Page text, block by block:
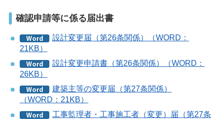
確認申請等に係る届出書
設計変更届（第26条関係）（WORD：
21KB）
設計変更申請書（第26条関係）（WORD：
26KB）
建築主等の変更届（第27条関係）
（WORD：21KB）
工事監理者・工事施工者（変更）届（第27条